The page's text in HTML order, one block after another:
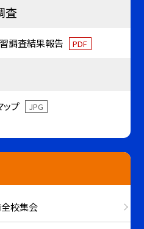
査
調査結果報告 PDF
ップ JPG
校集会